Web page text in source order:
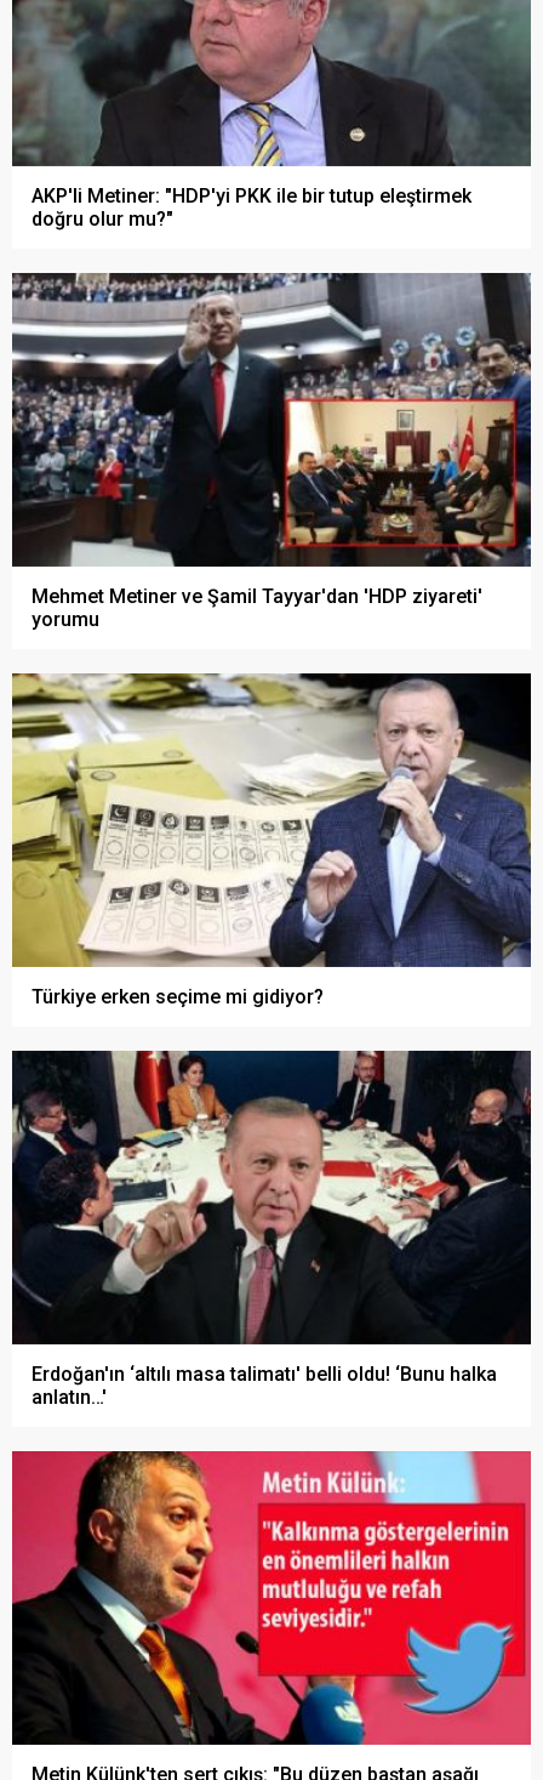
AKP'li Metiner: "HDP'yi PKK ile bir tutup eleştirmek
doğru olur mu?"
Mehmet Metiner ve Şamil Tayyar'dan 'HDP ziyareti'
yorumu
Türkiye erken seçime mi gidiyor?
Erdoğan'ın ‘altılı masa talimatı' belli oldu! ‘Bunu halka
anlatın…'
Metin Külünk'ten sert çıkış: "Bu düzen baştan aşağı